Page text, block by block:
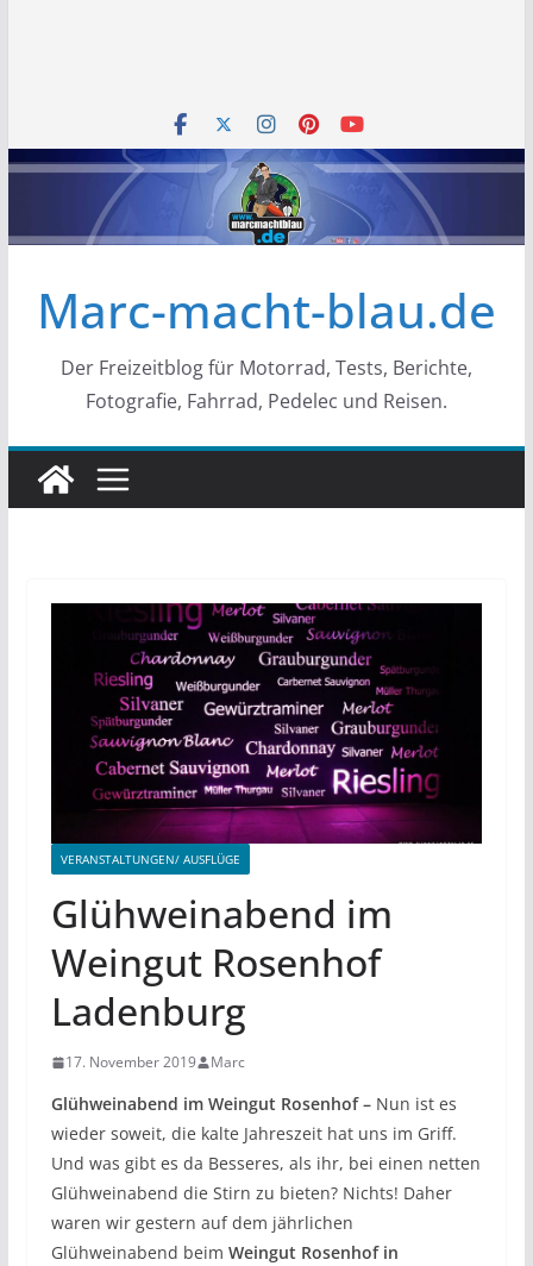
Marc-macht-blau.de
Der Freizeitblog für Motorrad, Tests, Berichte,
Fotografie, Fahrrad, Pedelec und Reisen.
VERANSTALTUNGEN/ AUSFLÜGE
Glühweinabend im
Weingut Rosenhof
Ladenburg
17. November 2019 Marc
Glühweinabend im Weingut Rosenhof –Nun ist es
wieder soweit, die kalte Jahreszeit hat uns im Griff.
Und was gibt es da Besseres, als ihr, bei einen netten
Glühweinabend die Stirn zu bieten? Nichts! Daher
waren wir gestern auf dem jährlichen
Glühweinabend beim Weingut Rosenhof in